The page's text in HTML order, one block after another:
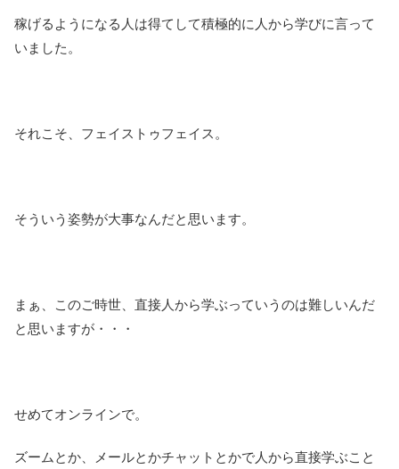
稼げるようになる人は得てして積極的に人から学びに言って
いました。
それこそ、フェイストゥフェイス。
そういう姿勢が大事なんだと思います。
まぁ、このご時世、直接人から学ぶっていうのは難しいんだ
と思いますが・・・
せめてオンラインで。
ズームとか、メールとかチャットとかで人から直接学ぶこと